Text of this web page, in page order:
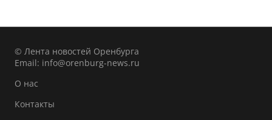
© Лента новостей Оренбурга
Email: info@orenburg-news.ru
О нас
Контакты